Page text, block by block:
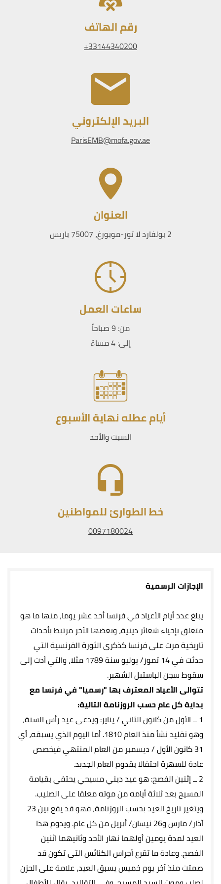
رقم الهاتف
33144340200+
البريد الإلكتروني
ParisEMB@mofa.gov.ae
العنوان
2 بولفارد لا تور-موبورغ، 75007 باريس
ساعات العمل
من: 9 صباحاً
إلى:4 مساءً
أيام عطله نهاية الأسبوع
السبت والأحد
خط الطوارئ للمواطنين
0097180024
الإجازات الرسمية
يبلغ عدد أيام الأعياد في فرنسا أحد عشر يوما، منها ما هو
متعلق بإحياء شعائر دينية، وبعضها الآخر مرتبط بأحداث
تاريخية مرت على فرنسا كذكرى الثورة الفرنسية التي
حدثت في 14 تموز/ يوليو سنة 1789 مثلا، والتي أدت إلى
سقوط سجن الباستيل الشهير.
تتوالى الأعياد المعترف بها "رسميا" في فرنسا مع
بداية كل عام حسب الروزنامة التالية:
1 ــ الأول من كانون الثاني / يناير: ويدعى عيد رأس السنة،
وهو تقليد نشأ منذ العام 1810. أما اليوم الذي يسبقه، أي
31 كانون الأول / ديسمبر من العام المنتهي فيخصص
عادة للسهرة احتفالا بقدوم العام الجديد.
2 ــ إثنين الفصح: هو عيد ديني مسيحي يحتفي بقيامة
المسيح بعد ثلاثة أيامه من موته معلقا على الصليب.
ويتغير تاريخ العيد بحسب الروزنامة، فهو قد يقع بين 23
آذار/ مارس و26 نيسان/ أبريل من كل عام. ويدوم هذا
العيد لمدة يومين أولهما نهار الأحد وثانيهما اثنين
الفصح. وعادة ما تقرع أجراس الكنائس التي تكون قد
صمتت منذ آخر يوم خميس يسبق العيد، علامة على الحزن